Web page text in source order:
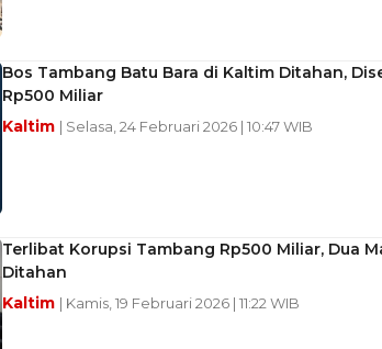
Bos Tambang Batu Bara di Kaltim Ditahan,
Rp500 Miliar
Kaltim | Selasa, 24 Februari 2026 | 10:47 WIB
Terlibat Korupsi Tambang Rp500 Miliar, Dua
Ditahan
Kaltim | Kamis, 19 Februari 2026 | 11:22 WIB